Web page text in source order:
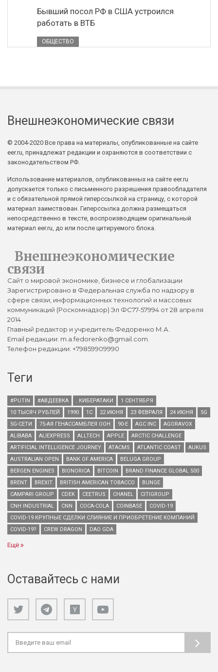
Бывший посол РФ в США устроился
работать в ВТБ
ОБЩЕСТВО
Внешнеэкономические связи
© 2004-2020 Все права на материалы, опубликованные на сайте
eer.ru, принадлежат редакции и охраняются в соответствии с
законодательством РФ.
Использование материалов, опубликованных на сайте eer.ru
допускается только с письменного разрешения правообладателя
и с обязательной прямой гиперссылкой на страницу, с которой
материал заимствован. Гиперссылка должна размещаться
непосредственно в тексте, воспроизводящем оригинальный
материал eer.ru, до или после цитируемого блока.
Внешнеэкономические
связи
Сайт о мировой экономике, бизнесе и глобализации
Зарегистрировано в Федеральная служба по надзору в
сфере связи, информационных технологий и массовых
коммуникаций (Роскомнадзор) Эл ФС77-57994 от 28 апреля
2014
Главный редактор и учредитель Федоренко М.А.
Email редакции: m.a.fedorenko@gmail.com.
Телефон редакции: +79859909990
Теги
#PUTIN #АВДЕЕВКА . КИБЕРАТАКИ
1 СЕНТЯБРЯ
10 ТЫСЯЧ РУБЛЕЙ
1990 1С 22 ИЮНЯ 23 ФЕВРАЛЯ 24 ИЮНЯ
5G
5G-СЕТИ
75-АЯ ГЕНАССАМБЛЕЯ ООН 90-Е AGC INC
AGORAVOX
ALIBABA
ALIEXPRESS ALLTECH APPLE
ARCTIC CHALLENGE
ARTIFICIAL INTELLIGENCE JOURNEY
ATACMS ATLANTIC COAST
AUKUS
AUSTRALIAN OPEN
BANK OF AMERICA
BELUGA GROUP
BERGEN ENGINES
BIONORICA BITCOIN
BRAND FINANCE GLOBAL 500
BRENT
BREXIT BRITISH AMERICAN TOBACCO
BUNGE
CAMPARI GROUP
CDEK CEETRUS CHANEL
CITIGROUP
CNH INDUSTRIAL
CNN COCA-COLA COINBASE
COVID-19
COVID-19 КРУПНЫЕ СДЕЛКИ СЛИЯНИЕ И ПРИОБРЕТЕНИЕ КОМПАНИЙ
COVID-19?
CREW DRAGON DAO GDA
Ещё
Оставайтесь с нами